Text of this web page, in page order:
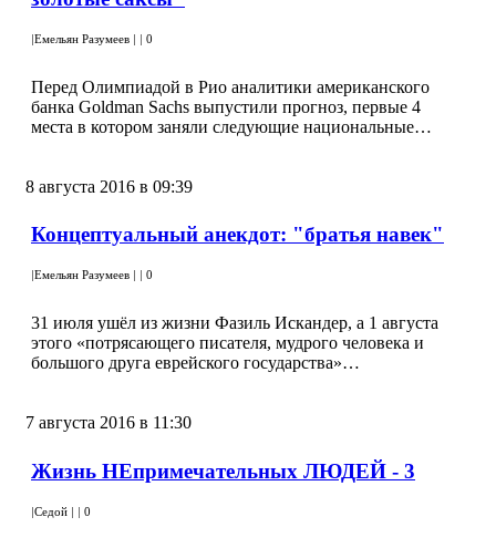
|Емельян Разумеев | | 0
Перед Олимпиадой в Рио аналитики американского
банка Goldman Sachs выпустили прогноз, первые 4
места в котором заняли следующие национальные…
8 августа 2016 в 09:39
Концептуальный анекдот: "братья навек"
|Емельян Разумеев | | 0
31 июля ушёл из жизни Фазиль Искандер, а 1 августа
этого «потрясающего писателя, мудрого человека и
большого друга еврейского государства»…
7 августа 2016 в 11:30
Жизнь НЕпримечательных ЛЮДЕЙ - 3
|Седой | | 0